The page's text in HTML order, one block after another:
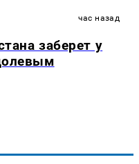
час назад
заберет у